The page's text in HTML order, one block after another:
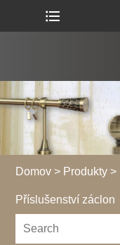
Domov > Produkty >
Příslušenství záclon